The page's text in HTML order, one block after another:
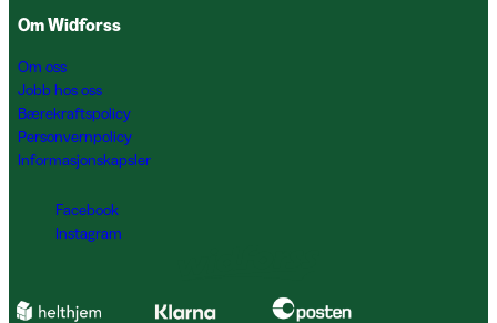
Om Widforss
Om oss
Jobb hos oss
Bærekraftspolicy
Personvernpolicy
Informasjonskapsler
Facebook
Instagram